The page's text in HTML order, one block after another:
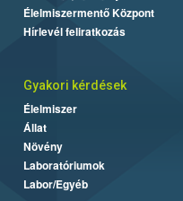
Élelmiszermentő Központ
Hírlevél feliratkozás
Gyakori kérdések
Élelmiszer
Állat
Növény
Laboratóriumok
Labor/Egyéb